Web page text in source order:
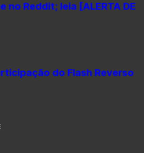
no Reddit; leia [ALERTA DE
do Flash Reverso